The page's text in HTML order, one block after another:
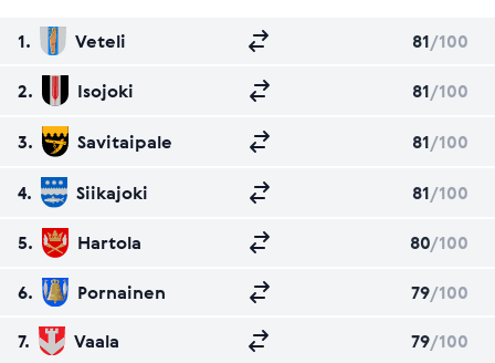
1. Veteli 81/100
2. Isojoki 81/100
3. Savitaipale 81/100
4. Siikajoki 81/100
5. Hartola 80/100
6. Pornainen 79/100
7. Vaala 79/100